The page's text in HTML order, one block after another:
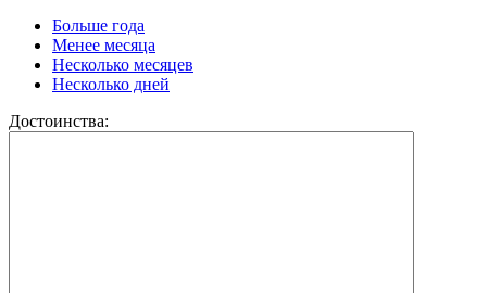
Больше года
Менее месяца
Несколько месяцев
Несколько дней
Достоинства: